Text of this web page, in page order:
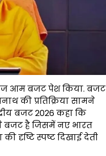
आज आम बजट पेश किया. बजट
की प्रतिक्रिया सामने
बजट 2026 कहा कि
बजट है जिसमें नए भारत
दृष्टि स्पष्ट दिखाई देती